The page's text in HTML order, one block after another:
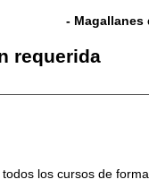
- Magallanes
requerida
los cursos de